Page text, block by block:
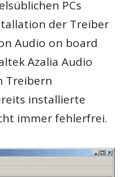
PCs
der Treiber
Audio on board
Azalia Audio
Treibern
installierte
immer fehlerfrei.